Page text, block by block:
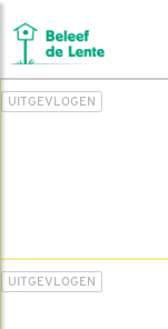
UITGEVLOGEN
UITGEVLOGEN